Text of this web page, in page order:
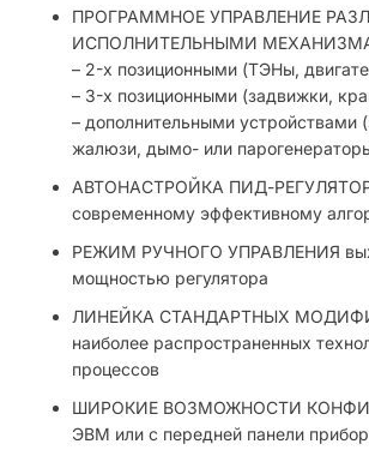
ПРОГРАММНОЕ УПРАВЛЕНИЕ
ИСПОЛНИТЕЛЬНЫМИ
– 2-х позиционными (ТЭНы,
– 3-х позиционными (задвижки,
– дополнительными устройствами
жалюзи, дымо- или
АВТОНАСТРОЙКА ПИД-
современному эффективному
РЕЖИМ РУЧНОГО УПРАВЛЕНИЯ
мощностью регулятора
ЛИНЕЙКА СТАНДАРТНЫХ
наиболее распространенных
процессов
ШИРОКИЕ ВОЗМОЖНОСТИ
ЭВМ или с передней панели